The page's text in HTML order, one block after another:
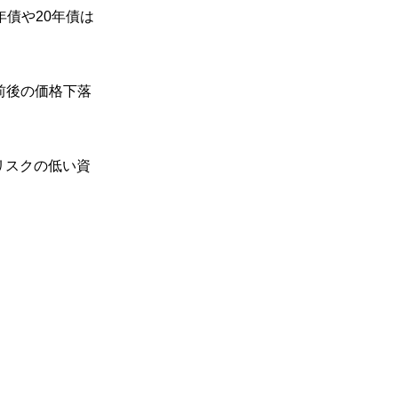
債や20年債は
後の価格下落
スクの低い資